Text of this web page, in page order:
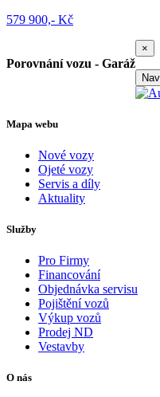
579 900,- Kč
Porovnání vozu - Garáž
×
Mapa webu
Nové vozy
Ojeté vozy
Servis a díly
Aktuality
Služby
Pro Firmy
Financování
Objednávka servisu
Pojištění vozů
Výkup vozů
Prodej ND
Vestavby
O nás